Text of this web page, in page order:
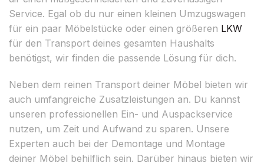
Service. Egal ob du nur einen kleinen Umzugswagen
für ein paar Möbelstücke oder einen größeren LKW
für den Transport deines gesamten Haushalts
benötigst, wir finden die passende Lösung für dich.
Neben dem reinen Transport deiner Möbel bieten wir
auch umfangreiche Zusatzleistungen an. Du kannst
unseren professionellen Ein- und Auspackservice
nutzen, um Zeit und Aufwand zu sparen. Unsere
Experten auch bei der Demontage und Montage
deiner Möbel behilflich sein. Darüber hinaus bieten wir